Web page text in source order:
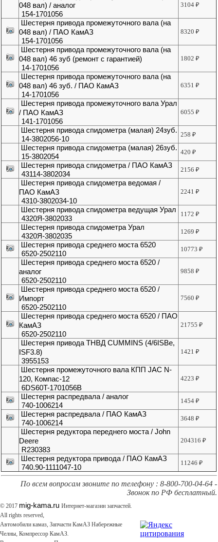
048 вал) / аналог
154-1701056
3104₽
Шестерня привода промежуточного вала (на
048 вал) / ПАО КамАЗ
154-1701056
8320₽
Шестерня привода промежуточного вала (на
048 вал) 46 зуб (ремонт с гарантией)
14-1701056
1802₽
Шестерня привода промежуточного вала (на
048 вал) 46 зуб. / ПАО КамАЗ
14-1701056
6351₽
Шестерня привода промежуточного вала Урал
/ ПАО КамАЗ
141-1701056
6055₽
Шестерня привода спидометра (малая) 24зуб.
14-3802056-10
258₽
Шестерня привода спидометра (малая) 26зуб.
15-3802054
420₽
Шестерня привода спидометра / ПАО КамАЗ
43114-3802034
2156₽
Шестерня привода спидометра ведомая /
ПАО КамАЗ
4310-3802034-10
2241₽
Шестерня привода спидометра ведущая Урал
4320Я-3802033
1172₽
Шестерня привода спидометра Урал
4320Я-3802035
1269₽
Шестерня привода среднего моста 6520
6520-2502110
10773₽
Шестерня привода среднего моста 6520 /
аналог
6520-2502110
9858₽
Шестерня привода среднего моста 6520 /
Импорт
6520-2502110
7560₽
Шестерня привода среднего моста 6520 / ПАО
КамАЗ
6520-2502110
21755₽
Шестерня привода ТНВД CUMMINS (4/6ISBe,
ISF3.8)
3955153
1421₽
Шестерня промежуточного вала КПП JAC N-
120, Компас-12
6DS60T-1701056B
4223₽
Шестерня распредвала / аналог
740-1006214
1454₽
Шестерня распредвала / ПАО КамАЗ
740-1006214
3648₽
Шестерня редуктора переднего моста / John
Deere
R230383
204316₽
Шестерня редуктора привода / ПАО КамАЗ
740.90-1111047-10
11246₽
По всем вопросам звоните по телефону : 8-800-700-04-64 -
Звонок по РФ бесплатный.
© 2017 mig-kama.ru Интернет-магазин запчастей.
All rights reserved,
Автомобили камаз, Запчасти КамАЗ Набережные
Челны, Компрессор КамАЗ.